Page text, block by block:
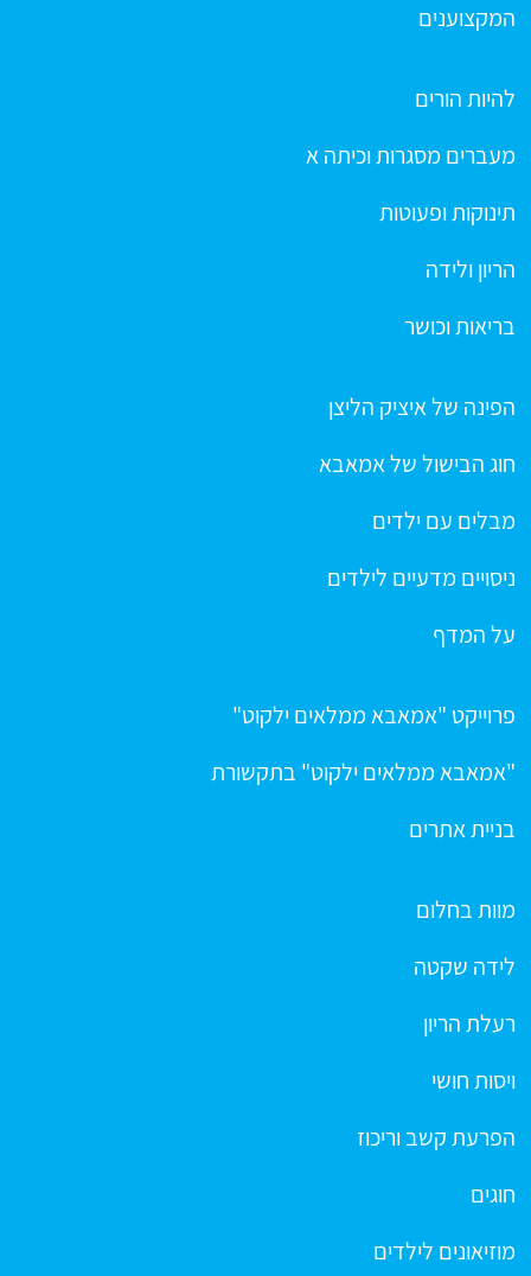
המקצוענים
להיות הורים
מעברים מסגרות וכיתה א
תינוקות ופעוטות
הריון ולידה
בריאות וכושר
הפינה של איציק הליצן
חוג הבישול של אמאבא
מבלים עם ילדים
ניסויים מדעיים לילדים
על המדף
פרוייקט "אמאבא ממלאים ילקוט"
"אמאבא ממלאים ילקוט" בתקשורת
בניית אתרים
מוות בחלום
לידה שקטה
רעלת הריון
ויסות חושי
הפרעת קשב וריכוז
חוגים
מוזיאונים לילדים